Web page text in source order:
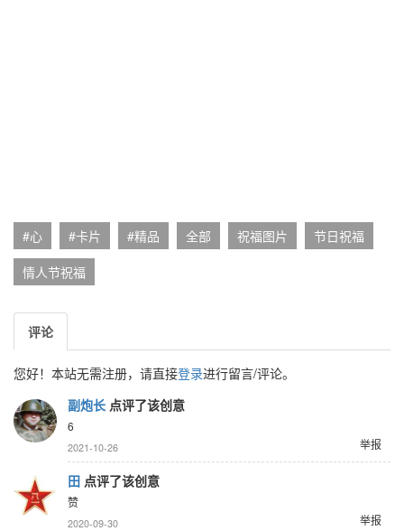
#心 #卡片 #精品 全部 祝福图片
节日祝福
情人节祝福
评论
您好！本站无需注册，请直接登录进行留言/评论。
副炮长 点评了该创意
6
举报
2021-10-26
田 点评了该创意
赞
举报
2020-09-30